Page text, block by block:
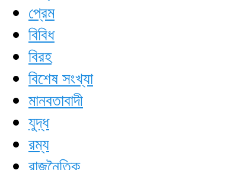
প্রেম
বিবিধ
বিরহ
বিশেষ সংখ্যা
মানবতাবাদী
যুদ্ধ
রম্য
রাজনৈতিক